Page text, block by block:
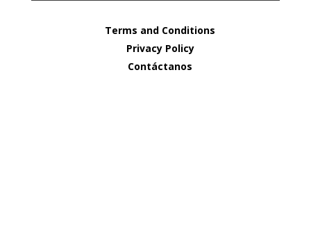
Terms and Conditions
Privacy Policy
Contáctanos